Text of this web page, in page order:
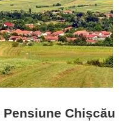
Pensiune Chișcău